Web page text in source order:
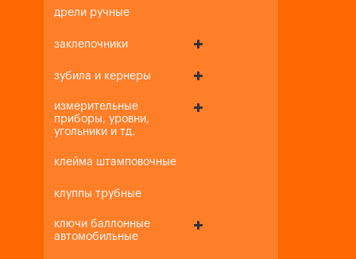
дрели ручные
заклепочники
зубила и кернеры
измерительные
приборы, уровни,
угольники и тд.
клейма штамповочные
клуппы трубные
ключи баллонные
автомобильные